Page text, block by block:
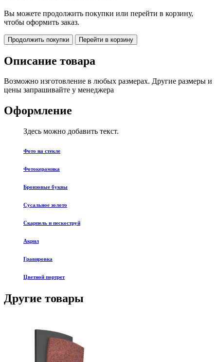
Вы можете продолжить покупки или перейти в корзину,
чтобы оформить заказ.
Продолжить покупки Перейти в корзину
Описание товара
Возможно изготовление в любых размерах. Другие размеры и
цены запрашивайте у менеджера
Оформление
Здесь можно добавить текст.
Фото на стекле
Фотокерамика
Бронзовые буквы
Сусальное золото
Скарпель и пескоструй
Акрил
Гравировка
Цветной портрет
Другие товары